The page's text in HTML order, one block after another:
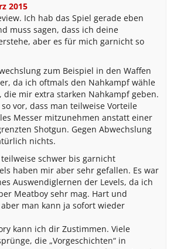
2015
Ich hab das Spiel gerade eben
muss sagen, dass ich deine
aber es für mich garnicht so
zum Beispiel in den Waffen
da ich oftmals den Nahkampf wähle
die mir extra starken Nahkampf geben.
vor, dass man teilweise Vorteile
Messer mitzunehmen anstatt einer
Shotgun. Gegen Abwechslung
nichts.
schwer bis garnicht
haben mir aber sehr gefallen. Es war
Auswendiglernen der Levels, da ich
Meatboy sehr mag. Hart und
man kann ja sofort wieder
kann ich dir Zustimmen. Viele
die „Vorgeschichten“ in